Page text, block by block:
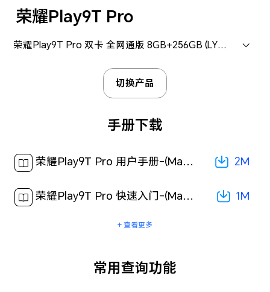
荣耀Play9T Pro
荣耀Play9T Pro 双卡 全网通版 8GB+256GB (LYN-AN00)
切换产品
手册下载
荣耀Play9T Pro 用户手册-(MagicOS 8.0_01,zh-cn)[ 2M ] 2M
荣耀Play9T Pro 快速入门-(MagicOS 8.0_02,zh-cn)[ 1M ] 1M
+ 查看更多
常用查询功能